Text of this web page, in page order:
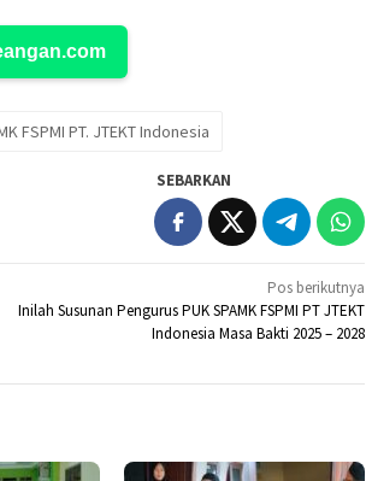
FSPMI PT. JTEKT Indonesia
SEBARKAN
Pos berikutnya
Inilah Susunan Pengurus PUK SPAMK FSPMI PT JTEKT
Indonesia Masa Bakti 2025 – 2028